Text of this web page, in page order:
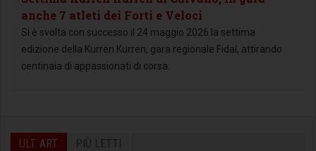
anche 7 atleti dei Forti e Veloci
Si è svolta con successo il 24 maggio 2026 la settima
edizione della Kurren Kurren, gara regionale Fidal, attirando
centinaia di appassionati di corsa.
ULT. ART. PIÙ LETTI